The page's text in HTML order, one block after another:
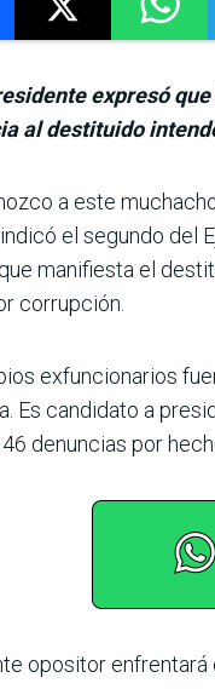
expresó
al destituido
a este
indicó el segundo del
manifiesta el
corrupción.
exfuncionarios
Es candidato a
denuncias por
opositor